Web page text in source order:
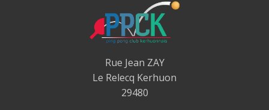
Rue Jean ZAY
Le Relecq Kerhuon
29480